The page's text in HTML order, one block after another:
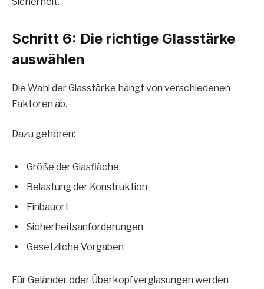
Schritt 6: Die richtige Glasstärke
auswählen
Die Wahl der Glasstärke hängt von verschiedenen
Faktoren ab.
Dazu gehören:
Größe der Glasfläche
Belastung der Konstruktion
Einbauort
Sicherheitsanforderungen
Gesetzliche Vorgaben
Für Geländer oder Überkopfverglasungen werden